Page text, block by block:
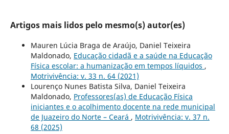
Artigos mais lidos pelo mesmo(s) autor(es)
Mauren Lúcia Braga de Araújo, Daniel Teixeira
Maldonado, Educação cidadã e a saúde na Educação
Física escolar: a humanização em tempos líquidos ,
Motrivivência: v. 33 n. 64 (2021)
Lourenço Nunes Batista Silva, Daniel Teixeira
Maldonado, Professores(as) de Educação Física
iniciantes e o acolhimento docente na rede municipal
de Juazeiro do Norte – Ceará , Motrivivência: v. 37 n.
68 (2025)